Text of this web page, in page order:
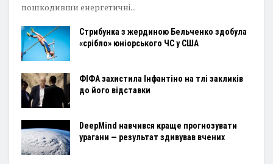
пошкодивши енергетичні...
Стрибунка з жердиною Бельченко здобула
«срібло» юніорського ЧС у США
ФІФА захистила Інфантіно на тлі закликів
до його відставки
DeepMind навчився краще прогнозувати
урагани — результат здивував вчених